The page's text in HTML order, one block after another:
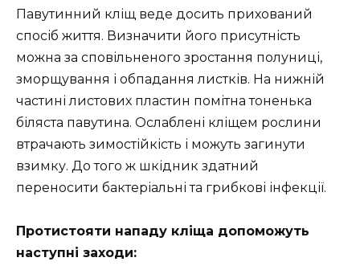
Павутинний кліщ веде досить прихований
спосіб життя. Визначити його присутність
можна за сповільненого зростання полуниці,
зморщування і обпадання листків. На нижній
частині листових пластин помітна тоненька
біляста павутина. Ослаблені кліщем рослини
втрачають зимостійкість і можуть загинути
взимку. До того ж шкідник здатний
переносити бактеріальні та грибкові інфекції.
Протистояти нападу кліща допоможуть
наступні заходи: